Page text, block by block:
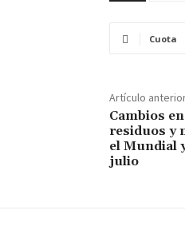
Cuota
Artículo
Cambios
residuos y
el Mundial
julio